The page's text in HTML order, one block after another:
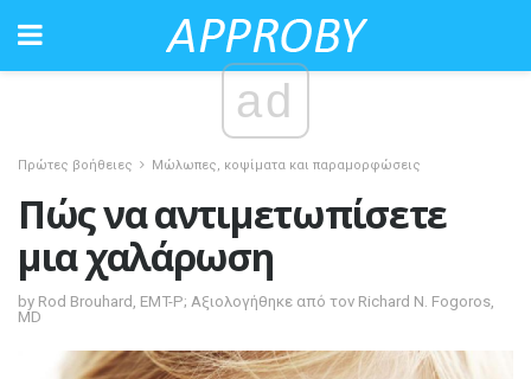
ad
Πρώτες βοήθειες Μώλωπες, κοψίματα και παραμορφώσεις
Πώς να αντιμετωπίσετε
μια χαλάρωση
by Rod Brouhard, EMT-P; Αξιολογήθηκε από τον Richard N. Fogoros,
MD